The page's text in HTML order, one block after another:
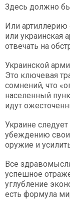
Здесь должно
Или артиллерию
или украинская
отвечать на
Украинской
Это ключевая
сомнений, что
населенный
идут
Украине
убеждению
оружие и
Все
успешное
углубление
есть формула